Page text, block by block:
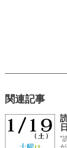
関連記事
"